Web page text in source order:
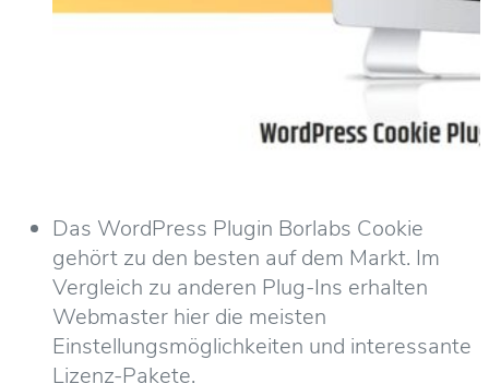
Das WordPress Plugin Borlabs Cookie
gehört zu den besten auf dem Markt. Im
Vergleich zu anderen Plug-Ins erhalten
Webmaster hier die meisten
Einstellungsmöglichkeiten und interessante
Lizenz-Pakete.